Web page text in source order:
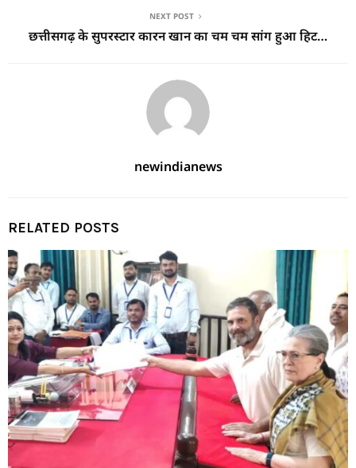
NEXT POST
छत्तीसगढ़ के सुपरस्टार कारन खान का चम चम सांग हुआ हिट…
newindianews
RELATED POSTS